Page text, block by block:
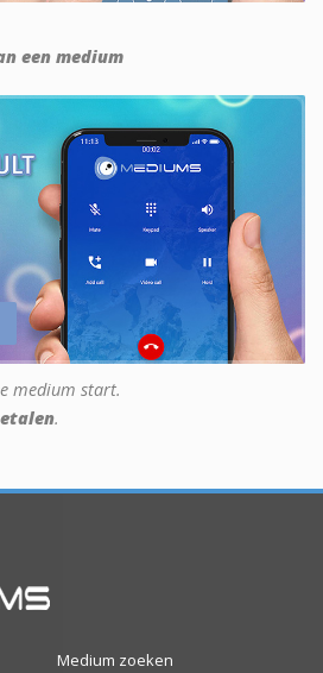
een medium
medium start.
.
Medium zoeken